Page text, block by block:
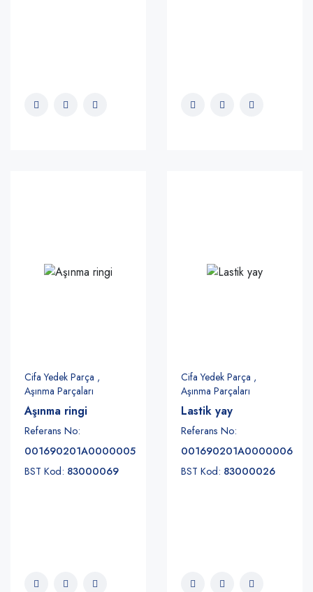
Cifa Yedek Parça ,
Aşınma Parçaları
Aşınma ringi
Referans No:
001690201A0000005
BST Kod: 83000069
Cifa Yedek Parça ,
Aşınma Parçaları
Lastik yay
Referans No:
001690201A0000006
BST Kod: 83000026